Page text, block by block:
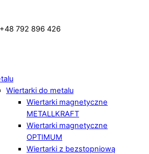
792 896 426
Wiertarki do metalu
Wiertarki magnetyczne
METALLKRAFT
Wiertarki magnetyczne
OPTIMUM
Wiertarki z bezstopniową